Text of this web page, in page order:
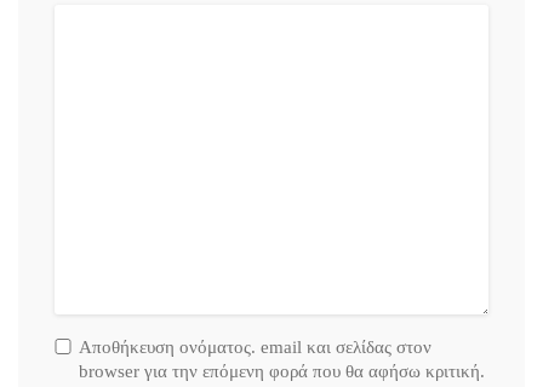
Αποθήκευση ονόματος. email και σελίδας στον
browser για την επόμενη φορά που θα αφήσω κριτική.